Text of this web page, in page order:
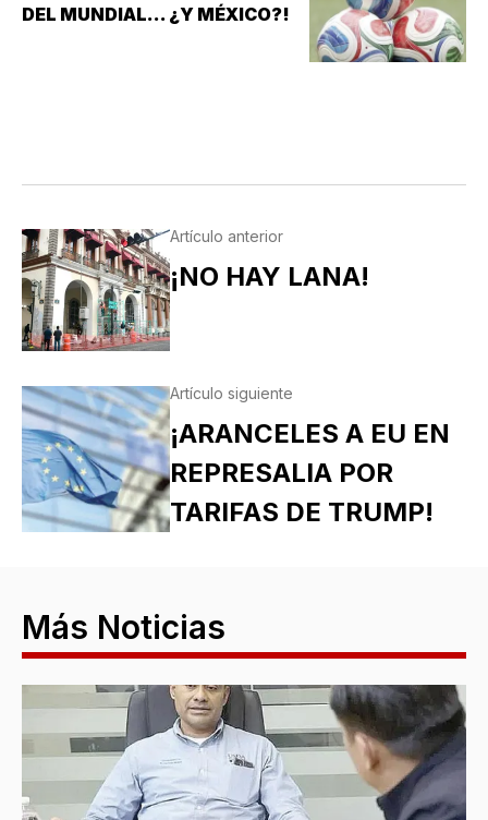
DEL MUNDIAL... ¿Y MÉXICO?!
Artículo anterior
¡NO HAY LANA!
Artículo siguiente
¡ARANCELES A EU EN
REPRESALIA POR
TARIFAS DE TRUMP!
Más Noticias